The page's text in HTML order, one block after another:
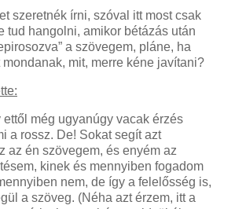
szeretnék írni, szóval itt most csak
tud hangolni, amikor bétázás után
a szövegem, pláne, ha
mit, merre kéne javítani?
még ugyanúgy vacak érzés
a rossz. De! Sokat segít azt
az én szövegem, és enyém az
kinek és mennyiben fogadom
nem, de így a felelősség is,
a szöveg. (Néha azt érzem, itt a